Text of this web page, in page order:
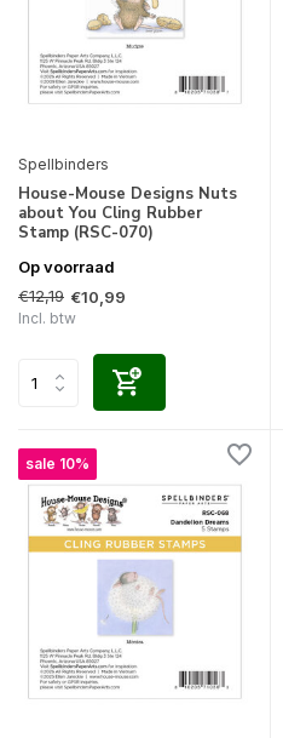
Spellbinders
House-Mouse Designs Nuts
about You Cling Rubber
Stamp (RSC-070)
Op voorraad
€12,19 €10,99
Incl. btw
sale 10%